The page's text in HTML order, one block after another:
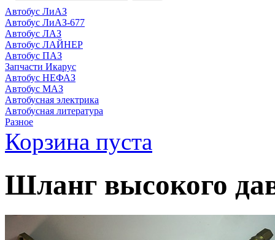
Автобус ЛиАЗ
Автобус ЛиАЗ-677
Автобус ЛАЗ
Автобус ЛАЙНЕР
Автобус ПАЗ
Запчасти Икарус
Автобус НЕФАЗ
Автобус МАЗ
Автобусная электрика
Автобусная литература
Разное
Корзина пуста
Шланг высокого